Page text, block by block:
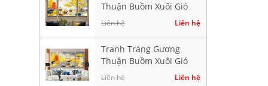
Thuận Buồm Xuôi Gió
Hiện Đại HD40276
Liên hệ Liên hệ
Tranh Tráng Gương
Thuận Buồm Xuôi Gió
Hiện Đại HD40282
Liên hệ Liên hệ